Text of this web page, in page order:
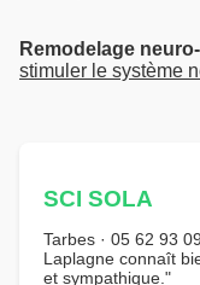
Remodelage
stimuler le système
SCI SOLA
Tarbes · 05 62 93
Laplagne connaît
et sympathique."